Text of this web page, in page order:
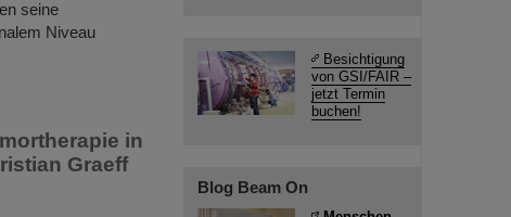
seine
Niveau
in
Graeff
Besichtigung
von GSI/FAIR –
jetzt Termin
buchen!
Blog Beam On